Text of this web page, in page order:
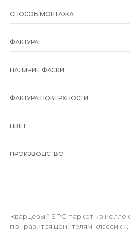
СПОСОБ МОНТАЖА
ФАКТУРА
НАЛИЧИЕ ФАСКИ
ФАКТУРА ПОВЕРХНОСТИ
ЦВЕТ
ПРОИЗВОДСТВО
Кварцевый SPC паркет из
понравится ценителям классики.